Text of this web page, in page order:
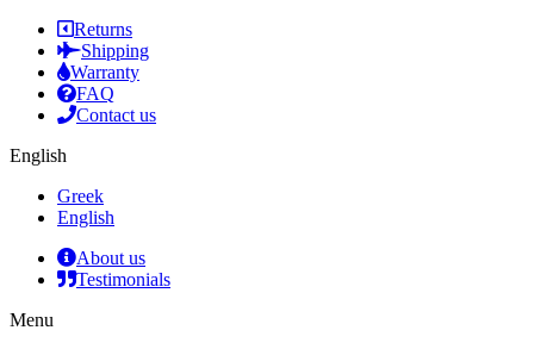
Returns
Shipping
Warranty
FAQ
Contact us
English
Greek
English
About us
Testimonials
Menu